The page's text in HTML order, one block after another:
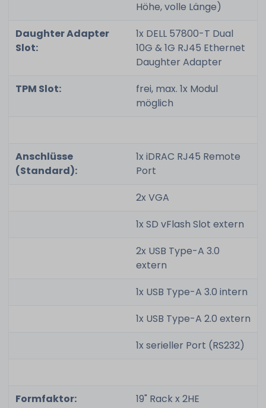
Höhe, volle Länge)
Daughter Adapter
Slot:
1x DELL 57800-T Dual
10G & 1G RJ45 Ethernet
Daughter Adapter
TPM Slot:
frei, max. 1x Modul
möglich
Anschlüsse
(Standard):
1x iDRAC RJ45 Remote
Port
2x VGA
1x SD vFlash Slot extern
2x USB Type-A 3.0
extern
1x USB Type-A 3.0 intern
1x USB Type-A 2.0 extern
1x serieller Port (RS232)
Formfaktor:
19" Rack x 2HE